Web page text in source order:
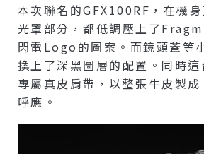
本次聯名的GFX100RF，在機
光罩部分，都低調壓上了
閃電Logo的圖案。而鏡頭蓋等
換上了深黑圖層的配置。同時
專屬真皮肩帶，以整張牛皮製
呼應。